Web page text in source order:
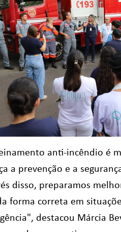
anti-incêndio é
a prevenção e a
disso, preparamos
forma correta em
destacou Márcia